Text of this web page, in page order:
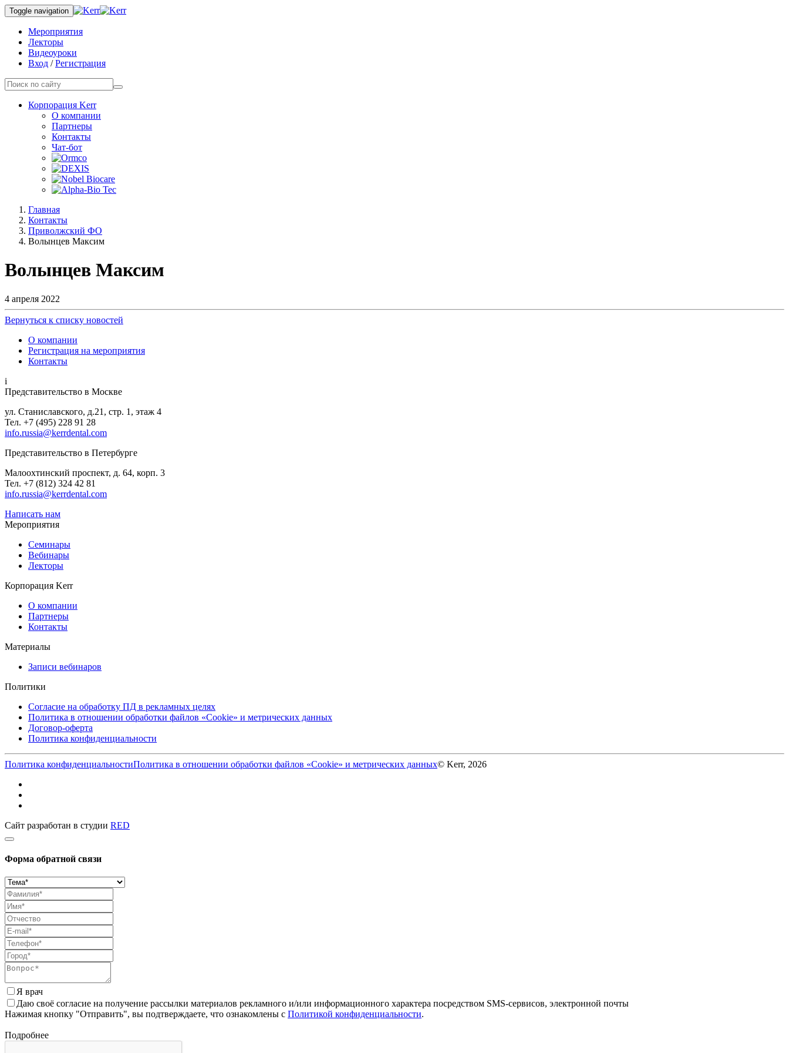
Toggle navigation
Мероприятия
Лекторы
Видеоуроки
Вход /Регистрация
Корпорация Kerr
О компании
Партнеры
Контакты
Чат-бот
Главная
Контакты
Приволжский ФО
Волынцев Максим
Волынцев Максим
4 апреля 2022
Вернуться к списку новостей
О компании
Регистрация на мероприятия
Контакты
i
Представительство в Москве
ул. Станиславского, д.21, стр. 1, этаж 4
Тел. +7 (495) 228 91 28
info.russia@kerrdental.com
Представительство в Петербурге
Малоохтинский проспект, д. 64, корп. 3
Тел. +7 (812) 324 42 81
info.russia@kerrdental.com
Написать нам
Мероприятия
Семинары
Вебинары
Лекторы
Корпорация Kerr
О компании
Партнеры
Контакты
Материалы
Записи вебинаров
Политики
Согласие на обработку ПД в рекламных целях
Политика в отношении обработки файлов «Cookie» и метрических данных
Договор-оферта
Политика конфиденциальности
Политика конфиденциальностиПолитика в отношении обработки файлов «Cookie» и метрических данных© Kerr, 2026
Сайт разработан в студии RED
Форма обратной связи
Я врач
Даю своё согласие на получение рассылки материалов рекламного и/или информационного характера посредством SMS-сервисов, электронной почты
Нажимая кнопку "Отправить", вы подтверждаете, что ознакомлены с Политикой конфиденциальности.
Подробнее